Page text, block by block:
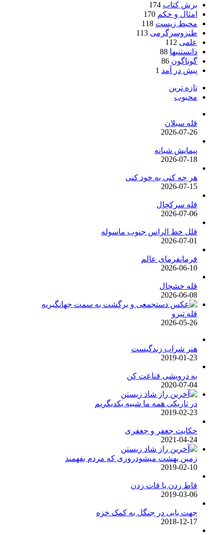
برش کتاب 174
امثال و حکم 170
محیط زیست 118
طنزوسرگرمی 113
علمی 112
دانستنیها 88
گوناگون 86
پیش در آمد 1
تازه ترین
محبوب
قله سبلان
2026-07-26
پیمایش شبانه
2026-07-18
هر چه کنی به خود کنی
2026-07-15
قله سرکچال
2026-07-06
قلل خط الراس جنوب ماسوله
2026-07-01
فرمانفرمای عالم
2026-06-10
قله خشچال
2026-06-08
قله تیرو
2026-05-26
هنر شراب زندگیست
2019-01-23
به درویشی قناعت کن
2020-07-04
در تاریکی همه ما شبیه یکدیگریم
2019-02-23
حکایت جعفر و جعفری
2021-04-24
زمین بهشت میشودروزی که مردم بفهمند
2019-02-10
قاط زدن یا قات زدن
2019-03-06
جهت یابی در جنگل به کمک خزه
2018-12-17